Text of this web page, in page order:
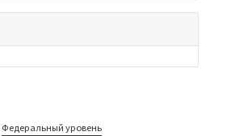
Федеральный уровень